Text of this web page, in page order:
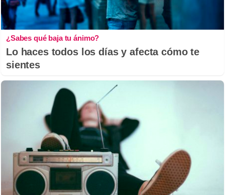
¿Sabes qué baja tu ánimo?
Lo haces todos los días y afecta cómo te
sientes